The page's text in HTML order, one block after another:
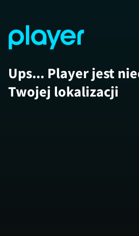
Ups... Player jest
Twojej lokalizacji